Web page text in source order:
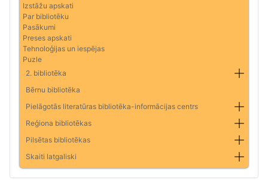
Izstāžu apskati
Par bibliotēku
Pasākumi
Preses apskati
Tehnoloģijas un iespējas
Puzle
2. bibliotēka
Bērnu bibliotēka
Pielāgotās literatūras bibliotēka-informācijas centrs
Reģiona bibliotēkas
Pilsētas bibliotēkas
Skaiti latgaliski